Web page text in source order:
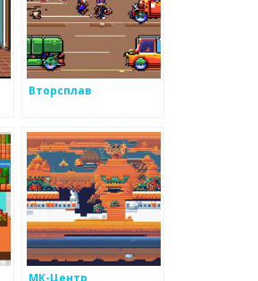
Вторсплав
МК-Центр